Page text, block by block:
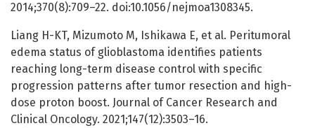
2014;370(8):709–22. doi:10.1056/nejmoa1308345.
Liang H-KT, Mizumoto M, Ishikawa E, et al. Peritumoral
edema status of glioblastoma identifies patients
reaching long-term disease control with specific
progression patterns after tumor resection and high-
dose proton boost. Journal of Cancer Research and
Clinical Oncology. 2021;147(12):3503–16.